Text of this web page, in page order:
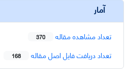
آمار
تعداد مشاهده مقاله 370
تعداد دریافت فایل اصل مقاله 168